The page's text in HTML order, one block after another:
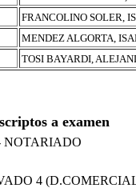
FRANCOLINO SOLER,
MENDEZ ALGORTA,
TOSI BAYARDI,
a examen
NOTARIADO
4